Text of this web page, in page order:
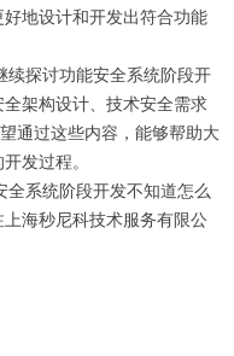
地设计和开发出符合功能
续探讨功能安全系统阶段开
全架构设计、技术安全需求
通过这些内容，能够帮助大
发过程。
全系统阶段开发不知道怎么
上海秒尼科技术服务有限公